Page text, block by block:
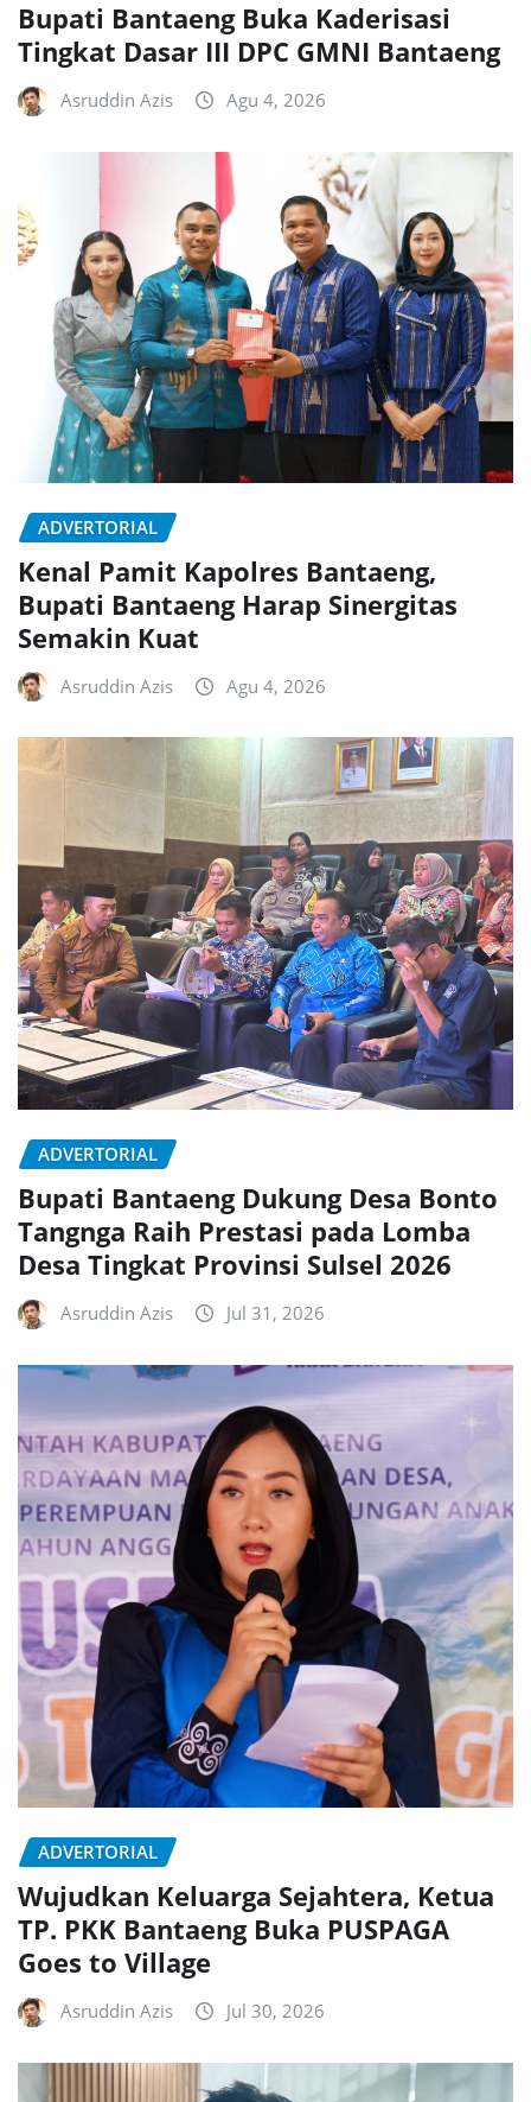
Bupati Bantaeng Buka Kaderisasi
Tingkat Dasar III DPC GMNI Bantaeng
Asruddin Azis Agu 4, 2026
ADVERTORIAL
Kenal Pamit Kapolres Bantaeng,
Bupati Bantaeng Harap Sinergitas
Semakin Kuat
Asruddin Azis Agu 4, 2026
ADVERTORIAL
Bupati Bantaeng Dukung Desa Bonto
Tangnga Raih Prestasi pada Lomba
Desa Tingkat Provinsi Sulsel 2026
Asruddin Azis Jul 31, 2026
ADVERTORIAL
Wujudkan Keluarga Sejahtera, Ketua
TP. PKK Bantaeng Buka PUSPAGA
Goes to Village
Asruddin Azis Jul 30, 2026